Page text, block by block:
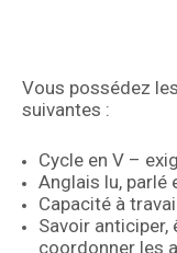
Vous possédez
suivantes :
Cycle en V –
Anglais lu, parlé
Capacité à
Savoir
coordonner les